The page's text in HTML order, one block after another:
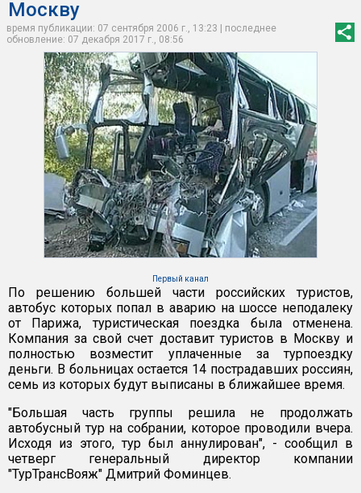
Москву
время публикации: 07 сентября 2006 г., 13:23 | последнее
обновление: 07 декабря 2017 г., 08:56
Первый канал
По решению большей части российских туристов,
автобус которых попал в аварию на шоссе неподалеку
от Парижа, туристическая поездка была отменена.
Компания за свой счет доставит туристов в Москву и
полностью возместит уплаченные за турпоездку
деньги. В больницах остается 14 пострадавших россиян,
семь из которых будут выписаны в ближайшее время.
"Большая часть группы решила не продолжать
автобусный тур на собрании, которое проводили вчера.
Исходя из этого, тур был аннулирован", - сообщил в
четверг генеральный директор компании
"ТурТрансВояж" Дмитрий Фоминцев.